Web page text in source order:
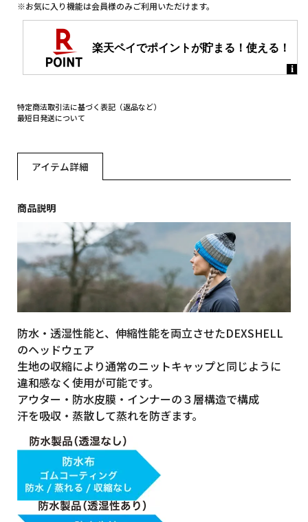
※お気に入り機能は会員様のみご利用いただけます。
特定商法取引法に基づく表記（返品など）
最短日発送について
アイテム詳細
商品説明
防水・透湿性能と、伸縮性能を両立させたDEXSHELL
のヘッドウェア
生地の収縮により通常のニットキャップと同じように
違和感なく使用が可能です。
アウター・防水皮膜・インナーの３層構造で構成
汗を吸収・蒸散して蒸れを防ぎます。